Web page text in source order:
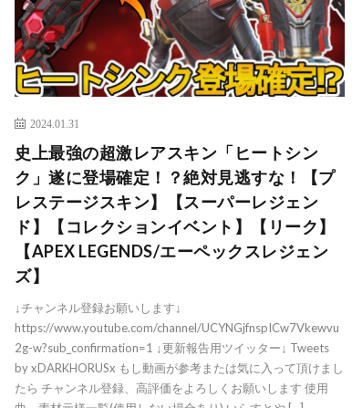
2024.01.31
史上最強の超激レアスキン「ヒートシン
ク」遂に登場確定！？絶対見逃すな！【プ
レステージスキン】【スーパーレジェン
ド】【コレクションイベント】【リーク】
【APEX LEGENDS/エーペックスレジェン
ズ】
↓チャンネル登録お願いします↓
https://www.youtube.com/channel/UCYNGjfnspICw7Vkewvu
2g-w?sub_confirmation=1 ↓更新報告用ツイッター↓ Tweets
by xDARKHORUSx もし動画が参考または気に入って頂けまし
たら チャンネル登録、高評価をよろしくお願いします 使用